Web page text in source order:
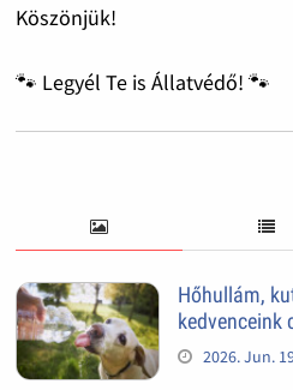
Köszönjük!
🐾 Legyél Te is Állatvédő! 🐾
Hőhullám,
kedvenceink
2026. Jun.